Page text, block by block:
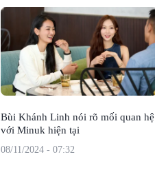
Bùi Khánh Linh nói rõ mối quan hệ
với Minuk hiện tại
08/11/2024 - 07:32